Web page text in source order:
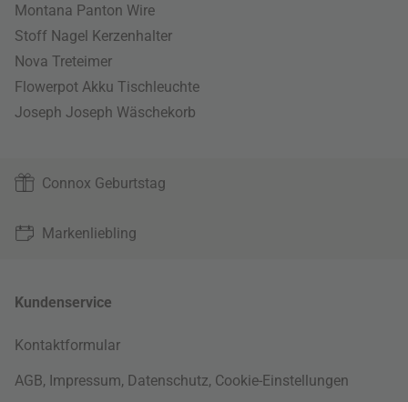
Montana Panton Wire
Stoff Nagel Kerzenhalter
Nova Treteimer
Flowerpot Akku Tischleuchte
Joseph Joseph Wäschekorb
Connox Geburtstag
Markenliebling
Kundenservice
Kontaktformular
AGB, Impressum, Datenschutz, Cookie-Einstellungen